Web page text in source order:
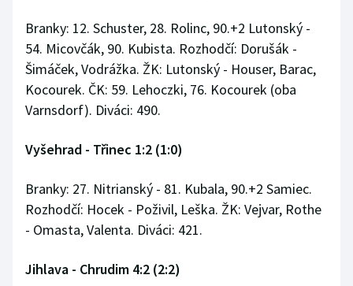
Branky: 12. Schuster, 28. Rolinc, 90.+2 Lutonský -
54. Micovčák, 90. Kubista. Rozhodčí: Dorušák -
Šimáček, Vodrážka. ŽK: Lutonský - Houser, Barac,
Kocourek. ČK: 59. Lehoczki, 76. Kocourek (oba
Varnsdorf). Diváci: 490.
Vyšehrad - Třinec 1:2 (1:0)
Branky: 27. Nitrianský - 81. Kubala, 90.+2 Samiec.
Rozhodčí: Hocek - Poživil, Leška. ŽK: Vejvar, Rothe
- Omasta, Valenta. Diváci: 421.
Jihlava - Chrudim 4:2 (2:2)